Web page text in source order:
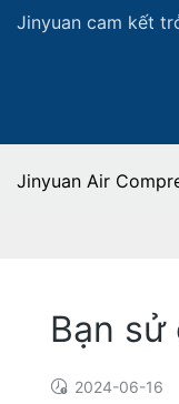
Jinyuan cam kết
Jinyuan Air
Bạn
2024-06-16